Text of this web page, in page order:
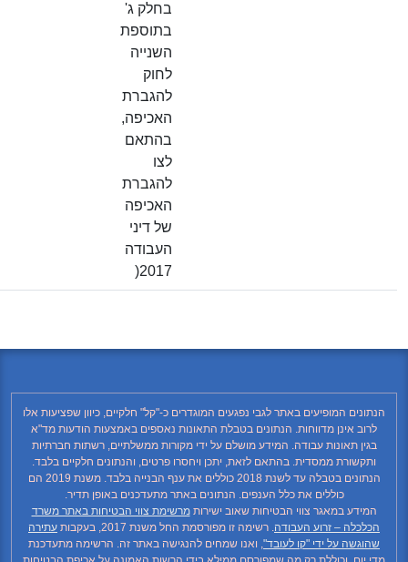
בחלק ג'
בתוספת
השנייה
לחוק
להגברת
האכיפה,
בהתאם
להגברת
האכיפה
של דיני
העבודה
2017(
המופיעים באתר לגבי נפגעים המוגדרים כ-"קל" חלקיים, כיוון שפציעות אלו
לרוב אינן מדווחות. הנתונים בטבלת התאונות נאספים באמצעות הודעות מד"א
בגין תאונות עבודה. המידע מושלם על ידי מקורות ממשלתיים, רשתות חברתיות
ותקשורת ממסדית. בהתאם לזאת, יתכן ויחסרו פרטים, והנתונים חלקיים בלבד.
הנתונים בטבלה עד לשנת 2018 כוללים את ענף הבנייה בלבד. משנת 2019 הם
כוללים את כלל הענפים. הנתונים באתר מתעדכנים באופן תדיר.
המידע במאגר צווי הבטיחות שאוב ישירותמרשימת צווי הבטיחות באתר משרד
הכלכלה – זרוע העבודה. רשימה זו מפורסמת החל משנת 2017, בעקבות
עתירה
שהוגשה על ידי "קו לעובד", ואנו שמחים להנגישה באתר זה. הרשימה מתעדכנת